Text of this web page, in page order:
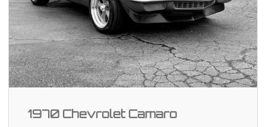
1970 Chevrolet Camaro